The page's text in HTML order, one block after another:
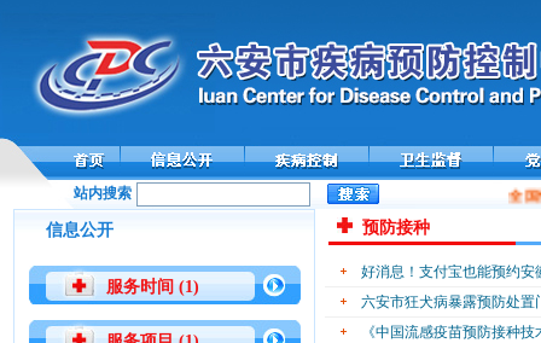
站内搜索 全国
信息公开
服务时间 (1)
预防接种
好消息！支付宝也能预约安
六安市狂犬病暴露预防处置
《中国流感疫苗预防接种